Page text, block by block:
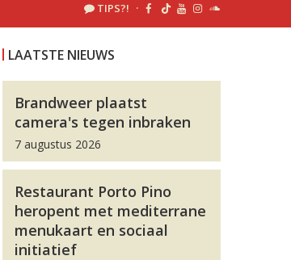
TIPS?! ·
LAATSTE NIEUWS
Brandweer plaatst
camera's tegen inbraken
7 augustus 2026
Restaurant Porto Pino
heropent met mediterrane
menukaart en sociaal
initiatief